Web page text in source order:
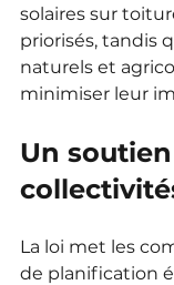
solaires sur
priorisés, tandis
naturels et
minimiser leur
Un
La loi met les
de planification